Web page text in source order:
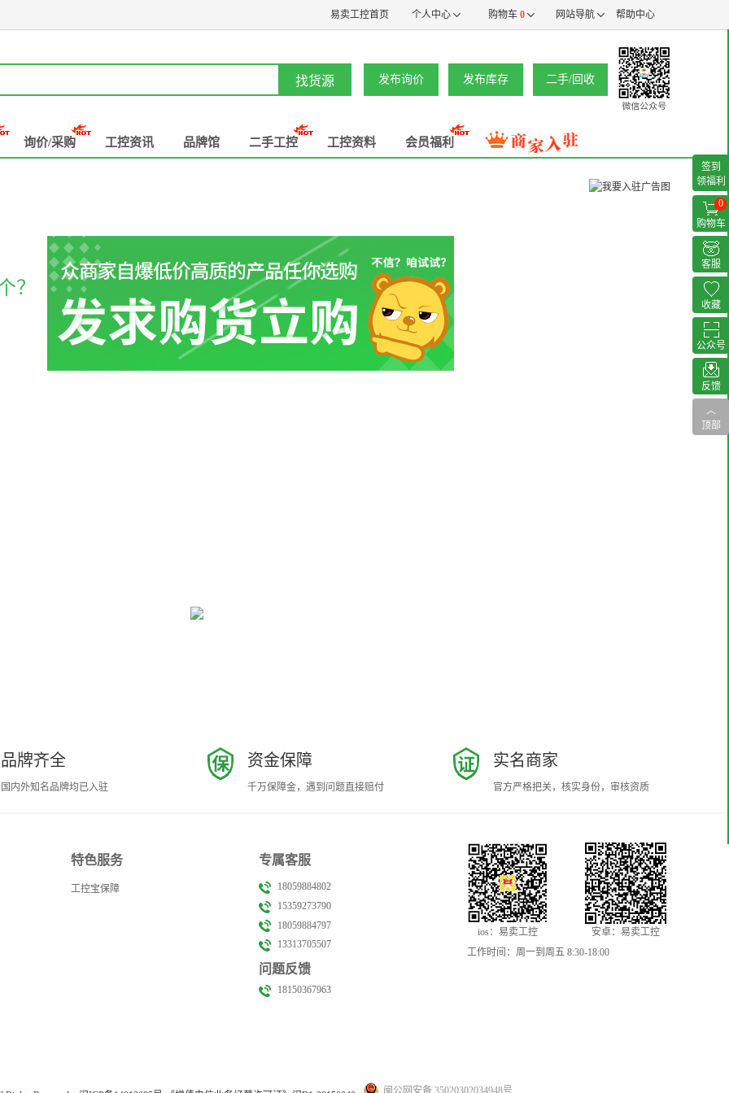
易卖工控首页 个人中心 购物车 0 网站导航 帮助中心
找货源 发布询价 发布库存 二手/回收
询价/采购 工控资讯 品牌馆 二手工控 工控资料 会员福利
？
品牌齐全
国内外知名品牌均已入驻
资金保障
千万保障金，遇到问题直接赔付
实名商家
官方严格把关，核实身份，审核资质
特色服务
工控宝保障
专属客服
18059884802
15359273790
18059884797
13313705507
问题反馈
18150367963
ios：易卖工控
安卓：易卖工控
工作时间：周一到周五 8:30-18:00
闽公网安备 35020302034948号
签到
领福利
0
购物车
客服
收藏
公众号
反馈
︿
顶部